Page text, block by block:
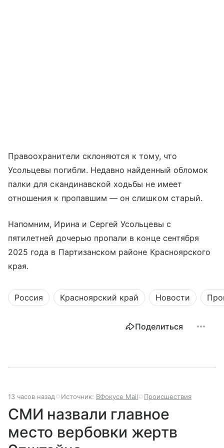
Правоохранители склоняются к тому, что
Усольцевы погибли. Недавно найденный обломок
палки для скандинавской ходьбы не имеет
отношения к пропавшим — он слишком старый.
Напомним, Ирина и Сергей Усольцевы с
пятилетней дочерью пропали в конце сентября
2025 года в Партизанском районе Красноярского
края.
Россия Красноярский край Новости
Поделиться
13 часов назад Источник: ВФокусе Mail Происшествия
СМИ назвали главное
место вербовки жертв